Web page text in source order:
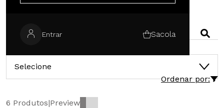
Entrar Sacola
Selecione
Ordenar por:
6 Produtos|Preview